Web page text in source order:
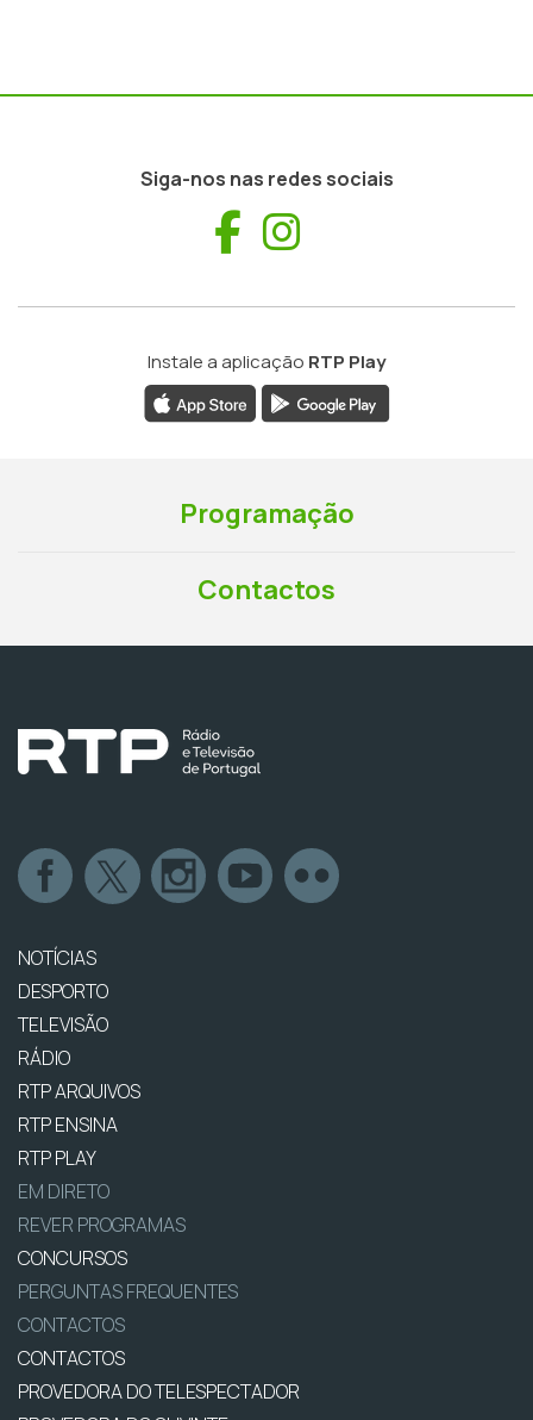
Siga-nos nas redes sociais
Facebook
Instale a aplicação RTP Play
Programação
Contactos
NOTÍCIAS
DESPORTO
TELEVISÃO
RÁDIO
RTP ARQUIVOS
RTP ENSINA
RTP PLAY
EM DIRETO
REVER PROGRAMAS
CONCURSOS
PERGUNTAS FREQUENTES
CONTACTOS
CONTACTOS
PROVEDORA DO TELESPECTADOR